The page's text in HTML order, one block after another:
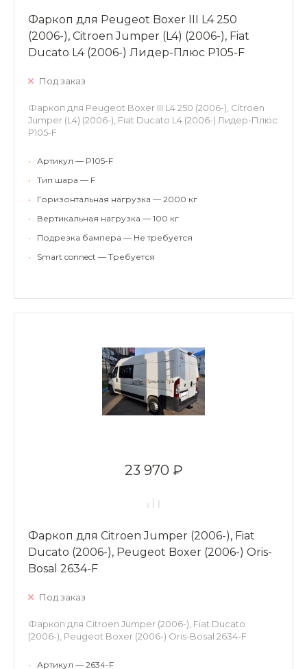
Фаркоп для Peugeot Boxer III L4 250
(2006-), Citroen Jumper (L4) (2006-), Fiat
Ducato L4 (2006-) Лидер-Плюс P105-F
Под заказ
Фаркоп для Peugeot Boxer III L4 250 (2006-), Citroen
Jumper (L4) (2006-), Fiat Ducato L4 (2006-) Лидер-Плюс
P105-F
•
Артикул — P105-F
•
Тип шара — F
•
Горизонтальная нагрузка — 2000 кг
•
Вертикальная нагрузка — 100 кг
•
Подрезка бампера — Не требуется
•
Smart connect — Требуется
23 970 ₽
Фаркоп для Citroen Jumper (2006-), Fiat
Ducato (2006-), Peugeot Boxer (2006-) Oris-
Bosal 2634-F
Под заказ
Фаркоп для Citroen Jumper (2006-), Fiat Ducato
(2006-), Peugeot Boxer (2006-) Oris-Bosal 2634-F
•
Артикул — 2634-F